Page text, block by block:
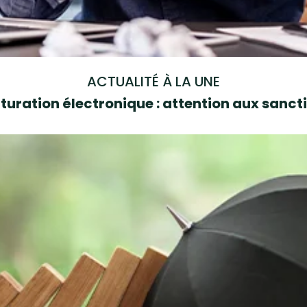
ACTUALITÉ À LA UNE
électronique : attention aux